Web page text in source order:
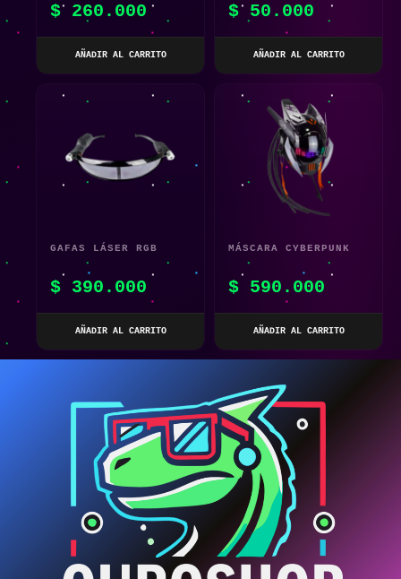
GAFAS INTEGRADAS –
$260.000
AÑADIR AL CARRITO
$50.000
AÑADIR AL CARRITO
GAFAS LÁSER RGB
PARA ESCENARIOS Y
FIESTAS
$ 390.000
AÑADIR AL CARRITO
MÁSCARA CYBERPUNK
PANTALLA DIGITAL
$ 590.000
AÑADIR AL CARRITO